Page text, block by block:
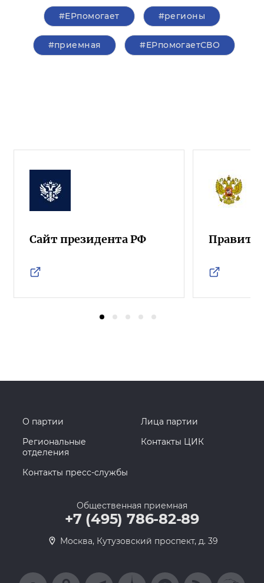
#ЕРпомогает #регионы
#приемная #ЕРпомогаетСВО
Сайт президента РФ
О партии
Лица партии
Региональные
отделения
Контакты ЦИК
Контакты пресс-службы
Общественная приемная
+7 (495) 786-82-89
Москва, Кутузовский проспект, д. 39